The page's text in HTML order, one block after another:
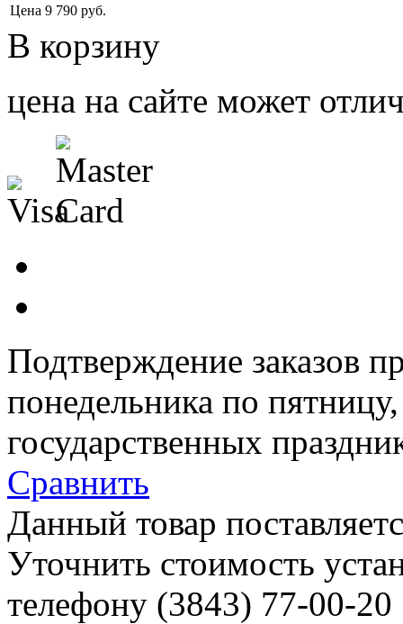
Цена 9 790 руб.
В корзину
цена на сайте может
Подтверждение заказов
понедельника по
государственных
Сравнить
Данный товар
Уточнить стоимость
телефону (3843) 77-00-20